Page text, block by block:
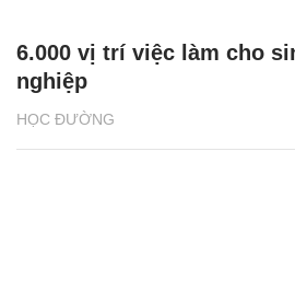
HỌC ĐƯỜNG
6.000 vị trí việc làm cho
nghiệp